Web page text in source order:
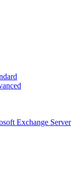
Exchange Server